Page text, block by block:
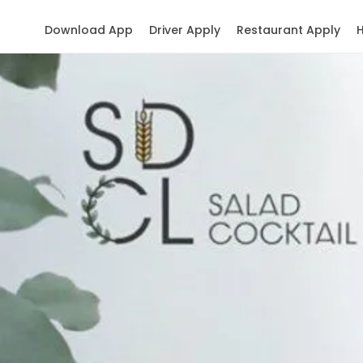
Restaurant Apply
Driver Apply
Download App